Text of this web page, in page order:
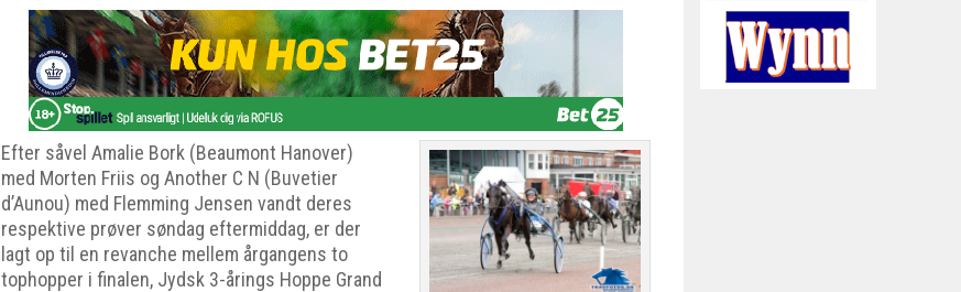
Efter såvel Amalie Bork (Beaumont Hanover)
med Morten Friis og Another C N (Buvetier
d’Aunou) med Flemming Jensen vandt deres
respektive prøver søndag eftermiddag, er der
lagt op til en revanche mellem årgangens to
tophopper i finalen, Jydsk 3-årings Hoppe Grand